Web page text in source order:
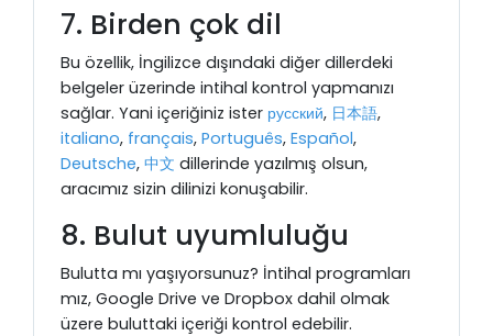
7. Birden çok dil
Bu özellik, İngilizce dışındaki diğer dillerdeki
belgeler üzerinde intihal kontrol yapmanızı
sağlar. Yani içeriğiniz ister русский, 日本語,
italiano, français, Português, Español,
Deutsche, 中文 dillerinde yazılmış olsun,
aracımız sizin dilinizi konuşabilir.
8. Bulut uyumluluğu
Bulutta mı yaşıyorsunuz? İntihal programları
mız, Google Drive ve Dropbox dahil olmak
üzere buluttaki içeriği kontrol edebilir.